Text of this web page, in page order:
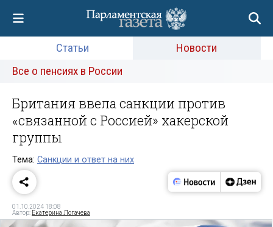
Статьи
Новости
Все о пенсиях в России
Британия ввела санкции против
«связанной с Россией» хакерской
группы
Тема: Санкции и ответ на них
01.10.2024 18:08
Автор: Екатерина Логачева